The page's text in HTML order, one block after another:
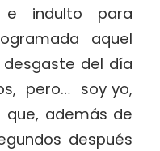
e indulto para
aquel
desgaste del día
pero… soy yo,
además de
después